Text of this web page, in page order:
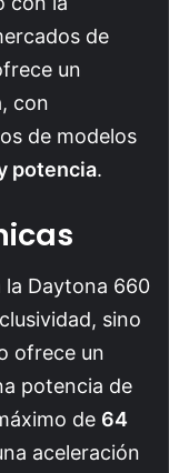
de
un
con
de modelos
potencia.
la Daytona 660
sino
ofrece un
potencia de
de 64
aceleración